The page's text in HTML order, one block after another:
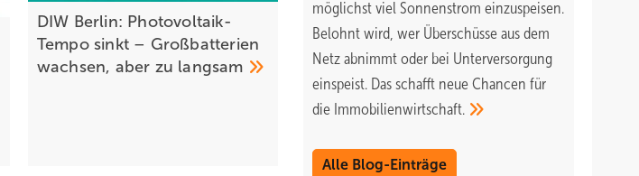
DIW Berlin: Photovoltaik-
Tempo sinkt – Großbatterien
wachsen, aber zu langsam
möglichst viel Sonnenstrom einzuspeisen.
Belohnt wird, wer Überschüsse aus dem
Netz abnimmt oder bei Unterversorgung
einspeist. Das schafft neue Chancen für
die Immobilienwirtschaft.
Alle Blog-Einträge